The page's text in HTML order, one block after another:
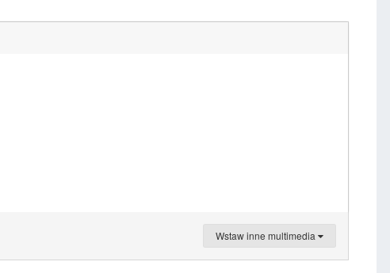
Wstaw inne multimedia